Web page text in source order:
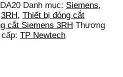
Danh mục: Siemens,
3RH, Thiết bị đóng cắt
cắt Siemens 3RH Thương
TP Newtech